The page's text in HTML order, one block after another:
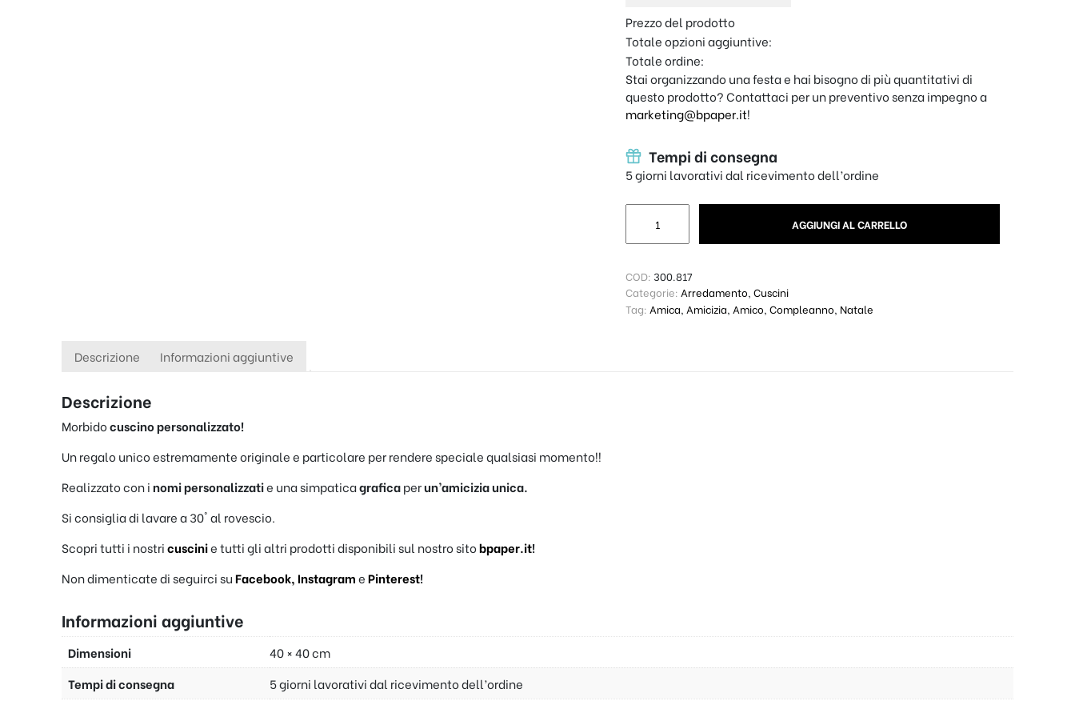
Prezzo del prodotto
Totale opzioni aggiuntive:
Totale ordine:
Stai organizzando una festa e hai bisogno di più quantitativi di
questo prodotto? Contattaci per un preventivo senza impegno a
marketing@bpaper.it!
Tempi di consegna
5 giorni lavorativi dal ricevimento dell’ordine
AGGIUNGI AL CARRELLO
COD: 300.817
Categorie: Arredamento,Cuscini
Tag: Amica Amicizia Amico ,Compleanno Natale
Descrizione Informazioni aggiuntive
Descrizione
Morbidocuscino personalizzato!
Un regalo unico estremamente originale e particolare per rendere speciale qualsiasi momento!!
Realizzato con inomi personalizzatie una simpaticagraficaperun’amicizia unica.
Si consiglia di lavare a 30° al rovescio.
Scopri tutti i nostricuscinie tutti gli altri prodotti disponibili sul nostro sitobpaper.it!
Non dimenticate di seguirci suFacebook, InstagramePinterest!
Informazioni aggiuntive
Dimensioni
40 × 40 cm
Tempi di consegna
5 giorni lavorativi dal ricevimento dell’ordine